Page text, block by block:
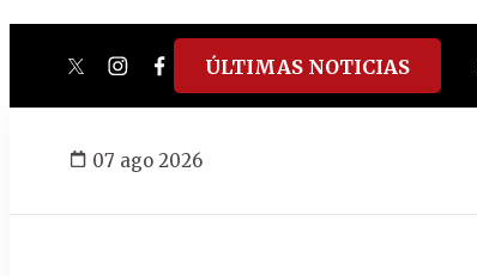
twitterinstagram
facebook
tiktokyoutube
spotify
ÚLTIMAS NOTICIAS
07 ago 2026